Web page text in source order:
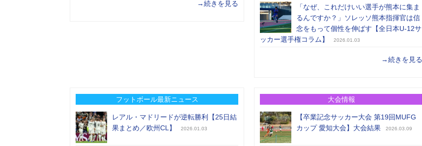
→続きを見る
「なぜ、これだけいい選手が熊本に集ま
るんですか？」ソレッソ熊本指揮官は信
念をもって個性を伸ばす【全日本U-12サ
ッカー選手権コラム】
2026.01.03
→続きを見る
フットボール最新ニュース
レアル・マドリードが逆転勝利【25日結
果まとめ／欧州CL】
2026.01.03
大会情報
【卒業記念サッカー大会 第19回MUFG
カップ 愛知大会】大会結果
2026.03.09